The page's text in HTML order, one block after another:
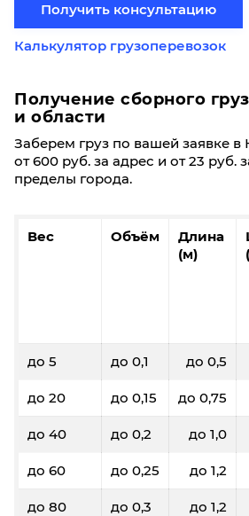
Получить консультацию
Калькулятор грузоперевозок
Получение сборного
и области
Заберем груз по вашей заявке в
от 600 руб. за адрес и от 23 руб.
пределы города.
Вес Объём
Длина
(м)
до 5 до 0,1 до 0,5
до 20 до 0,15 до 0,75
до 40 до 0,2 до 1,0
до 60 до 0,25 до 1,2
до 80 до 0,3 до 1,2